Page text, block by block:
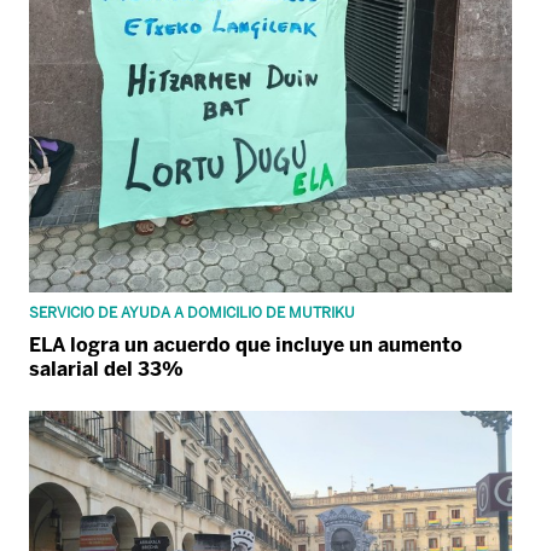
SERVICIO DE AYUDA A DOMICILIO DE MUTRIKU
ELA logra un acuerdo que incluye un aumento
salarial del 33%